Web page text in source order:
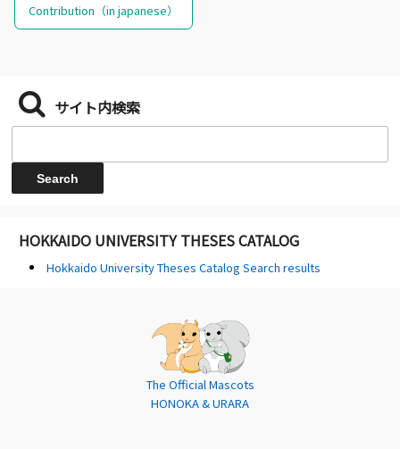
Contribution（in japanese）
サイト内検索
HOKKAIDO UNIVERSITY THESES CATALOG
Hokkaido University Theses Catalog Search results
The Official Mascots
HONOKA & URARA